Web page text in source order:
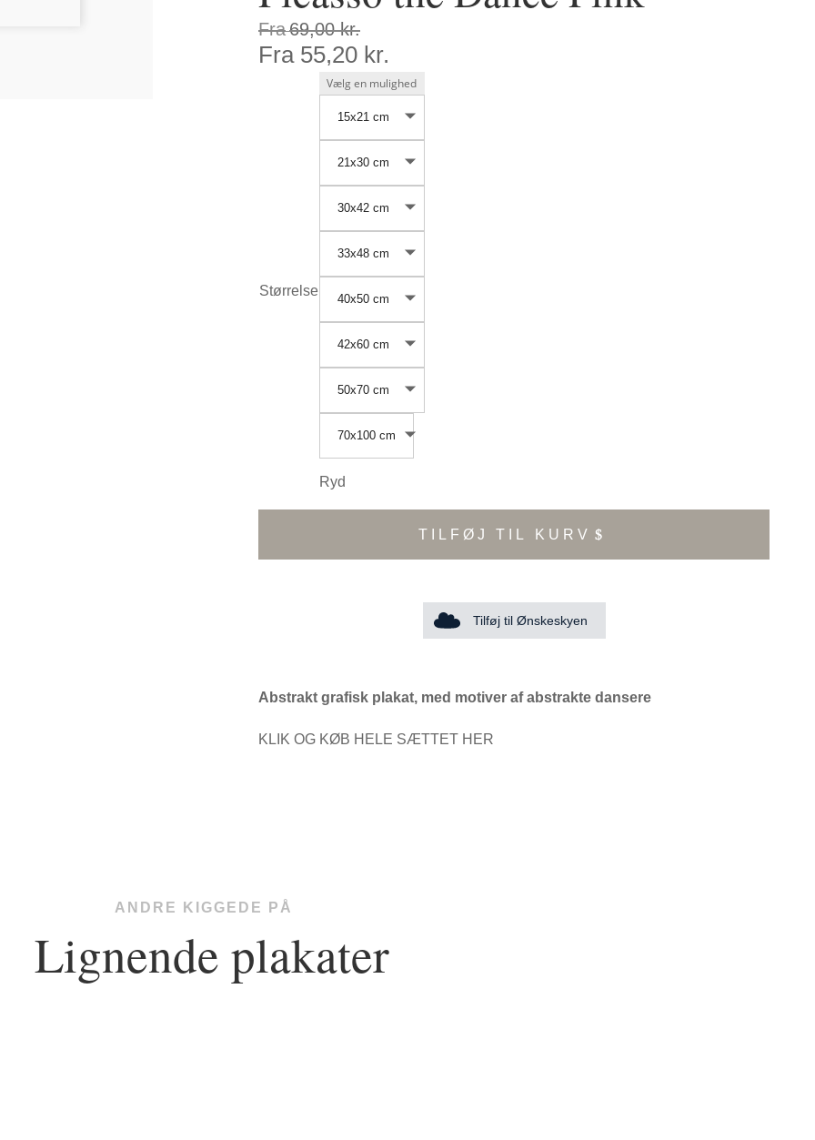
Fra69,00kr.
Fra 55,20 kr.
Størrelse
15x21 cm
21x30 cm
30x42 cm
33x48 cm
40x50 cm
42x60 cm
50x70 cm
70x100 cm
Ryd
TILFØJ TIL KURV
Tilføj til Ønskeskyen
Abstrakt grafisk plakat, med motiver af abstrakte dansere
KLIK OG KØB HELE SÆTTET HER
ANDRE KIGGEDE PÅ
Lignende plakater